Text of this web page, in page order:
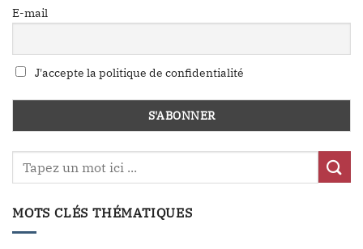
E-mail
J'accepte la politique de confidentialité
MOTS CLÉS THÉMATIQUES